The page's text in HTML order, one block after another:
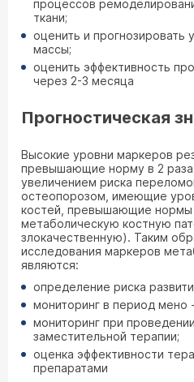
процессов
ткани;
оценить и прогнозировать
массы;
оценить эффективность
через 2-3 месяца
Прогностическая
Высокие уровни маркеров
превышающие норму в 2
увеличением риска
остеопорозом, имеющие
костей, превышающие нормы
метаболическую костную
злокачественную). Таким
исследования маркеров
являются:
определение риска
мониторинг в период мено
мониторинг при
заместительной терапии;
оценка эффективности
препаратами